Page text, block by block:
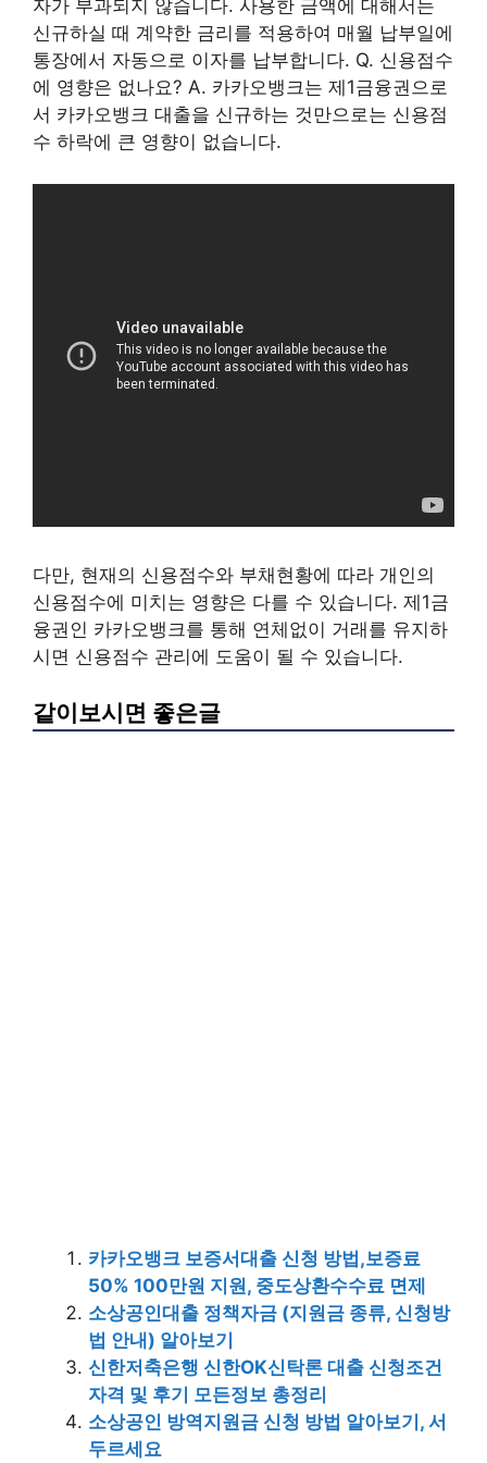
자가 부과되지 않습니다. 사용한 금액에 대해서는
신규하실 때 계약한 금리를 적용하여 매월 납부일에
통장에서 자동으로 이자를 납부합니다. Q. 신용점수
에 영향은 없나요? A. 카카오뱅크는 제1금융권으로
서 카카오뱅크 대출을 신규하는 것만으로는 신용점
수 하락에 큰 영향이 없습니다.
다만, 현재의 신용점수와 부채현황에 따라 개인의
신용점수에 미치는 영향은 다를 수 있습니다. 제1금
융권인 카카오뱅크를 통해 연체없이 거래를 유지하
시면 신용점수 관리에 도움이 될 수 있습니다.
같이보시면 좋은글
카카오뱅크 보증서대출 신청 방법,보증료
50% 100만원 지원, 중도상환수수료 면제
소상공인대출 정책자금 (지원금 종류, 신청방
법 안내) 알아보기
신한저축은행 신한OK신탁론 대출 신청조건
자격 및 후기 모든정보 총정리
소상공인 방역지원금 신청 방법 알아보기, 서
두르세요